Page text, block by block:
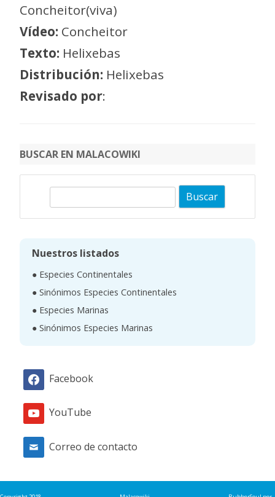
Concheitor(viva)
Vídeo: Concheitor
Texto: Helixebas
Distribución: Helixebas
Revisado por:
BUSCAR EN MALACOWIKI
Nuestros listados
● Especies Continentales
● Sinónimos Especies Continentales
● Especies Marinas
● Sinónimos Especies Marinas
Facebook
YouTube
Correo de contacto